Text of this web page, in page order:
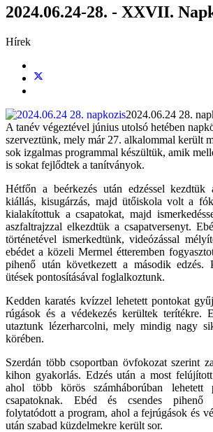
2024.06.24-28. - XXVII.
Hírek
2024.06.24 28.
A tanév végeztével június utolsó hetében
szerveztünk, mely már 27. alkalommal került
sok izgalmas programmal készültük, amik
is sokat fejlődtek a tanítványok.
Hétfőn a beérkezés után edzéssel
kiállás, kisugárzás, majd ütőiskola volt a
kialakítottuk a csapatokat, majd
aszfaltrajzzal elkezdtük a csapatversenyt.
történetével ismerkedtünk, videózással
ebédet a közeli Mermel étteremben
pihenő után következett a második edzés.
ütések pontosításával foglalkoztunk.
Kedden karatés kvízzel lehetett pontokat
rúgások és a védekezés kerültek terítékre.
utaztunk lézerharcolni, mely mindig nagy
körében.
Szerdán több csoportban övfokozat szerint
kihon gyakorlás. Edzés után a most
ahol több körös számháborúban lehetett
csapatoknak. Ebéd és csendes pihenő
folytatódott a program, ahol a fejrúgások és
után szabad küzdelmekre került sor.